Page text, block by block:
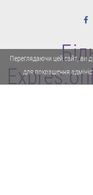
Переглядаючи цей сайт, ви
для покращення